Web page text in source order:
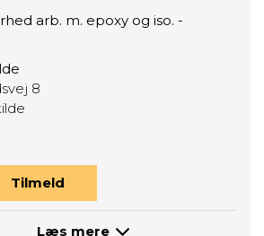
arb. m. epoxy og iso. -
8
Tilmeld
Læs mere